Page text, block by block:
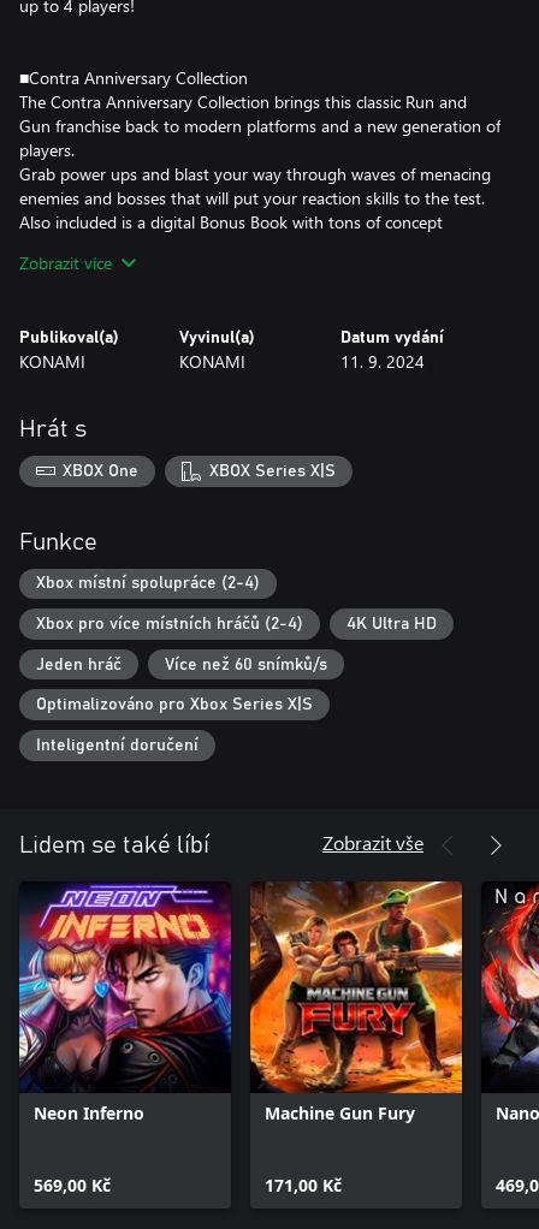
up to 4 players!
■Contra Anniversary Collection
The Contra Anniversary Collection brings this classic Run and
Gun franchise back to modern platforms and a new generation of
players.
Grab power ups and blast your way through waves of menacing
enemies and bosses that will put your reaction skills to the test.
Also included is a digital Bonus Book with tons of concept
an exclusive interview with the veteran producer of the series,
Zobrazit více
Publikoval(a)
KONAMI
Vyvinul(a)
KONAMI
Datum vydání
11. 9. 2024
Hrát s
XBOX One XBOX Series X|S
Funkce
Xbox místní spolupráce (2-4)
Xbox pro více místních hráčů (2-4) 4K Ultra HD
Jeden hráč Více než 60 snímků/s
Optimalizováno pro Xbox Series X|S
Inteligentní doručení
Lidem se také líbí Zobrazit vše
Neon Inferno
569,00 Kč
Machine Gun Fury
171,00 Kč